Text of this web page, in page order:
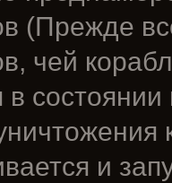
(Прежде
чей
в
и